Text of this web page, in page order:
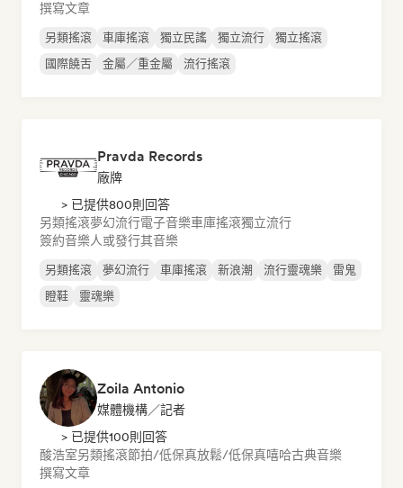
撰寫文章
另類搖滾 車庫搖滾 獨立民謠 獨立流行
獨立搖滾
國際饒舌
金屬／重金屬 流行搖滾
Pravda Records
廠牌
> 已提供800則回答
另類搖滾夢幻流行電子音樂車庫搖滾獨立流行
簽約音樂人或發行其音樂
另類搖滾 夢幻流行 車庫搖滾 新浪潮 流行靈魂樂
雷鬼
瞪鞋
靈魂樂
Zoila Antonio
媒體機構／記者
> 已提供100則回答
酸浩室另類搖滾節拍/低保真放鬆/低保真嘻哈古典音樂
撰寫文章